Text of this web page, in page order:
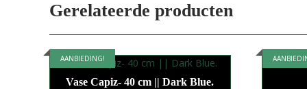
Gerelateerde producten
AANBIEDING!
Vase Capiz- 40 cm || Dark Blue.